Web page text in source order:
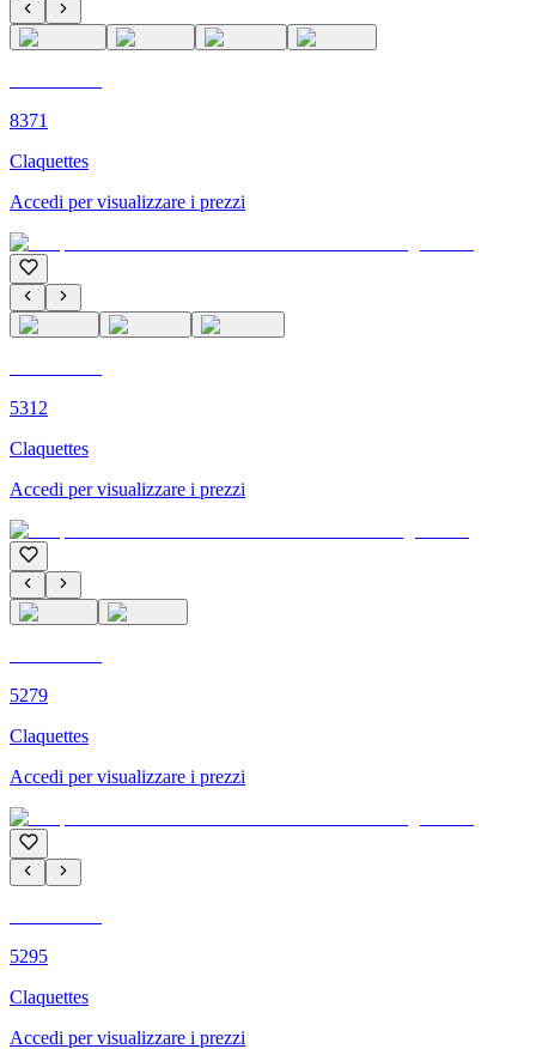
8371
Claquettes
Accedi per visualizzare i prezzi
5312
Claquettes
Accedi per visualizzare i prezzi
5279
Claquettes
Accedi per visualizzare i prezzi
5295
Claquettes
Accedi per visualizzare i prezzi